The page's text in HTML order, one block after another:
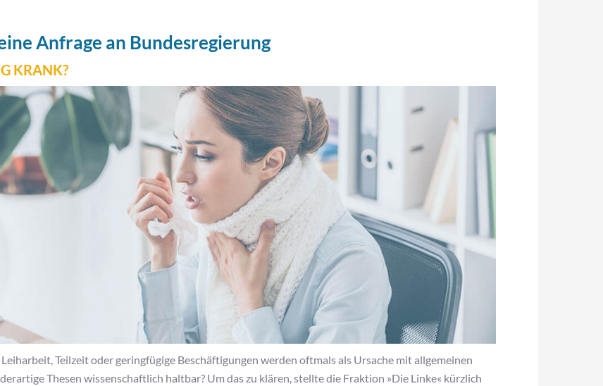
Anfrage an Bundesregierung
KRANK?
Teilzeit oder geringfügige Beschäftigungen werden oftmals als Ursache mit allgemeinen
Thesen wissenschaftlich haltbar? Um das zu klären, stellte die Fraktion »Die Linke« kürzlich